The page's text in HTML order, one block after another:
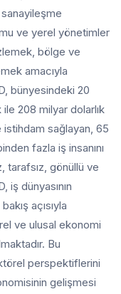
ve yerel yönetimler
bölge ve
amacıyla
bünyesindeki 20
208 milyar dolarlık
istihdam sağlayan, 65
fazla iş insanını
tarafsız, gönüllü ve
iş dünyasının
açısıyla
ve ulusal ekonomi
Bu
perspektiflerini
gelişmesi